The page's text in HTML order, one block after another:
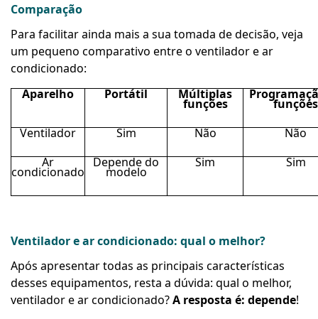
Comparação
Para facilitar ainda mais a sua tomada de decisão, veja
um pequeno comparativo entre o ventilador e ar
condicionado:
Aparelho
Portátil Múltiplas
funções
funções
Ventilador
Sim Não
Não
Ar
condicionado
Depende do
modelo
Sim Sim
Ventilador e ar condicionado: qual o melhor?
Após apresentar todas as principais características
desses equipamentos, resta a dúvida: qual o melhor,
ventilador e ar condicionado?A resposta é: depende!